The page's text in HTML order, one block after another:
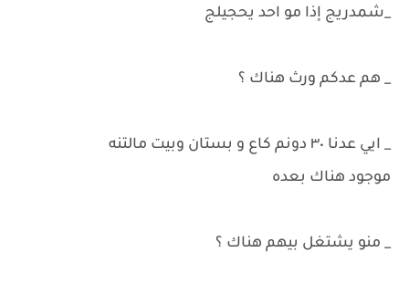
_شمدريج إذا مو احد يحجيلج
_ هم عدكم ورث هناك ؟
_ ايي عدنا ٣٠ دونم كاع و بستان وبيت مالتنه
موجود هناك بعده
_ منو يشتغل بيهم هناك ؟